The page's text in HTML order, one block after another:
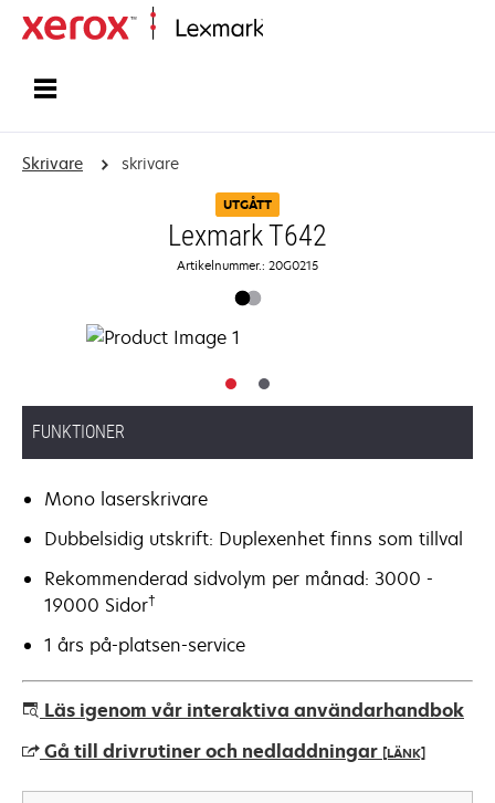
Skrivare skrivare
UTGÅTT
Lexmark T642
Artikelnummer.: 20G0215
FUNKTIONER
Mono laserskrivare
Dubbelsidig utskrift: Duplexenhet finns som tillval
Rekommenderad sidvolym per månad: 3000 -
19000 Sidor†
1 års på-platsen-service
Läs igenom vår interaktiva användarhandbok
Gå till drivrutiner och nedladdningar [LÄNK]
opens